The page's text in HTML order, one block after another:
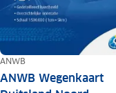
ANWB
ANWB Wegenkaart